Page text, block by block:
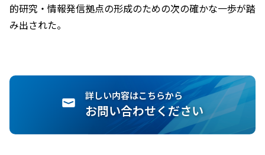
的研究・情報発信拠点の形成のための次の確かな一歩が踏
み出された。
詳しい内容はこちらから
お問い合わせください